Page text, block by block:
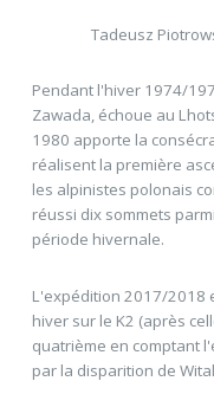
Tadeusz
Pendant l'hiver 1974/
Zawada, échoue au
1980 apporte la
réalisent la première
les alpinistes polonais
réussi dix sommets
période hivernale.
L'expédition 2017/2018
hiver sur le K2 (après
quatrième en comptant
par la disparition de